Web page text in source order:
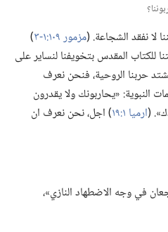
لا نفقد الشجاعة.‏ (‏مزمور ١٠٩:‏١-‏٣
‏)‏
للكتاب المقدس بتخويفنا لنساير على
حربنا الروحية،‏ فنحن نعرف
النبوية:‏ «يحاربونك ولا يقدرون
(‏ارميا ١:‏١٩
‏)‏ اجل،‏ نحن نعرف ان
في وجه الاضطهاد النازي»،‏